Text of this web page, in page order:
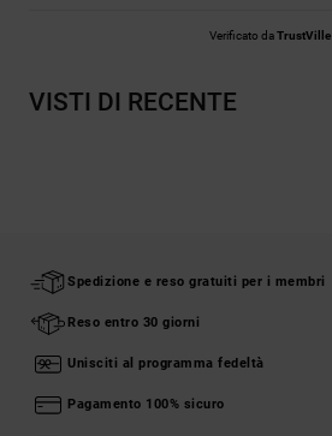
Verificato daTrustVille
VISTI DI RECENTE
Spedizione e reso gratuiti per i membri
Reso entro 30 giorni
Unisciti al programma fedeltà
Pagamento 100% sicuro